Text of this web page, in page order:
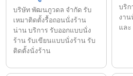
บริษัท พัฒนภูวดล จำกัด รับ
เหมาติดตั้งรื้อถอนนั่งร้าน
น่าน บริการ รับออกแบบนั่ง
ร้าน รับเขียนแบบนั่งร้าน รับ
ติดตั้งนั่งร้าน
บริก
งา
และ